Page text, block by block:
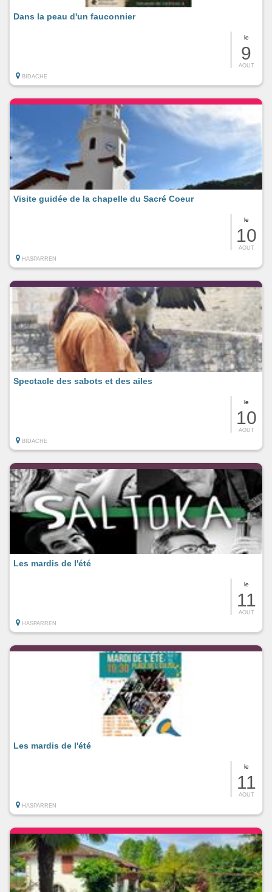
le
9
AOUT
Dans la peau d'un fauconnier
BIDACHE
le
10
AOUT
Visite guidée de la chapelle du Sacré Coeur
HASPARREN
le
10
AOUT
Spectacle des sabots et des ailes
BIDACHE
le
11
AOUT
Les mardis de l'été
HASPARREN
le
11
AOUT
Les mardis de l'été
HASPARREN